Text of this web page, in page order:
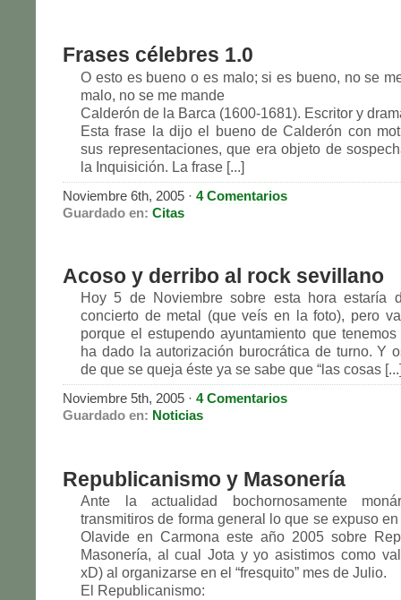
Frases célebres 1.0
O esto es bueno o es malo; si es bueno, no se
malo, no se me mande
Calderón de la Barca (1600-1681). Escritor y
Esta frase la dijo el bueno de Calderón con
sus representaciones, que era objeto de
la Inquisición. La frase [...]
Noviembre 6th, 2005 · 4 Comentarios
Guardado en: Citas
Acoso y derribo al rock sevillano
Hoy 5 de Noviembre sobre esta hora estaría
concierto de metal (que veís en la foto), pero
porque el estupendo ayuntamiento que
ha dado la autorización burocrática de turno. Y
de que se queja éste ya se sabe que “las cosas
Noviembre 5th, 2005 · 4 Comentarios
Guardado en: Noticias
Republicanismo y Masonería
Ante la actualidad bochornosamente
transmitiros de forma general lo que se expuso
Olavide en Carmona este año 2005 sobre
Masonería, al cual Jota y yo asistimos como
xD) al organizarse en el “fresquito” mes de Julio.
El Republicanismo: